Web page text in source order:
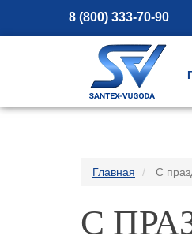
8 (800) 333-70-90
Главная С
С